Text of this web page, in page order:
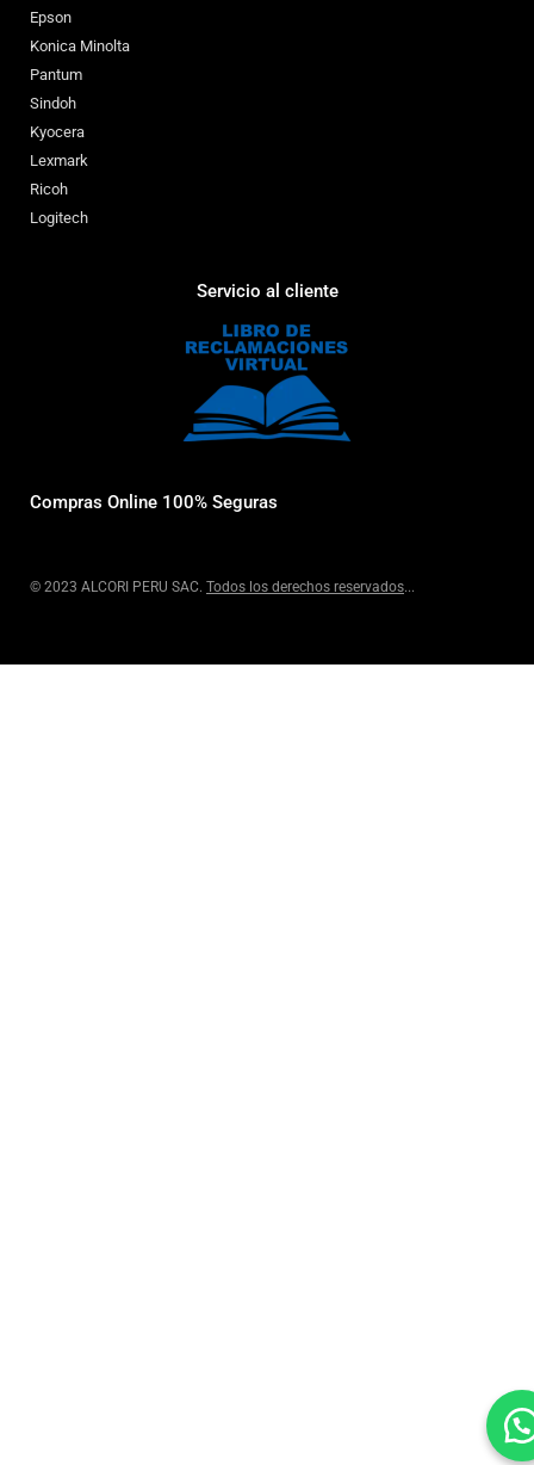
Epson
Konica Minolta
Pantum
Sindoh
Kyocera
Lexmark
Ricoh
Logitech
Servicio al cliente
Compras Online 100% Seguras
© 2023 ALCORI PERU SAC. Todos los derechos reservados...